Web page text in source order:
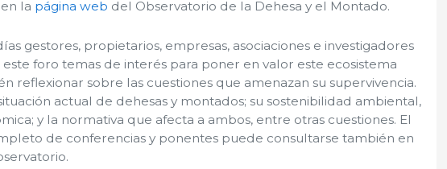
la página web del Observatorio de la Dehesa y el Montado.
gestores, propietarios, empresas, asociaciones e investigadores
foro temas de interés para poner en valor este ecosistema
reflexionar sobre las cuestiones que amenazan su supervivencia.
actual de dehesas y montados; su sostenibilidad ambiental,
y la normativa que afecta a ambos, entre otras cuestiones. El
de conferencias y ponentes puede consultarse también en